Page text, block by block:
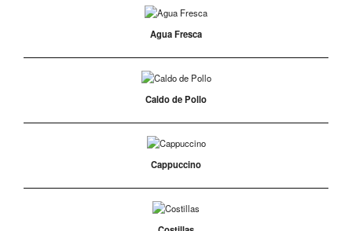
Agua Fresca
Caldo de Pollo
Cappuccino